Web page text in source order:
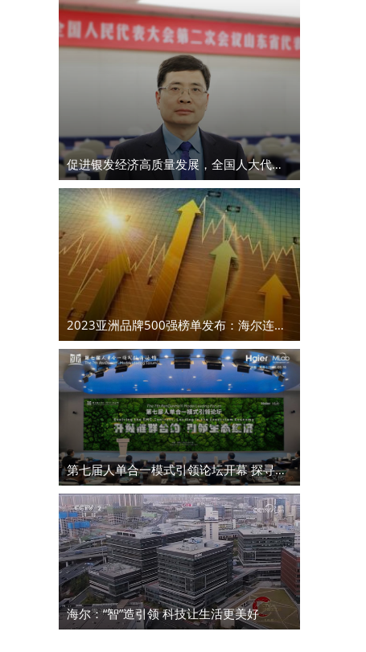
促进银发经济高质量发展，全国人大代表周云杰带来这些建议
2023亚洲品牌500强榜单发布：海尔连续18年上榜，蝉联第4
第七届人单合一模式引领论坛开幕 探寻高质量发展全球新路径
海尔：“智”造引领 科技让生活更美好